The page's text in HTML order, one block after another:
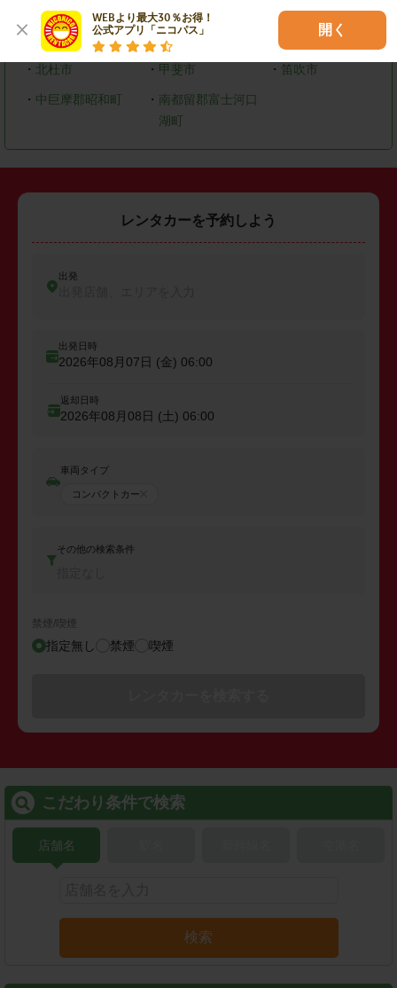
WEBより最大30％お得！
公式アプリ「ニコパス」
開く
・ 甲府市 ・ 山梨市
・ 北杜市 ・ 甲斐市 ・ 笛吹市
・ 中巨摩郡昭和町 ・ 南都留郡富士河口
湖町
レンタカーを予約しよう
出発
出発日時
2026年08月07日 (金) 06:00
返却日時
2026年08月08日 (土) 06:00
車両タイプ
コンパクトカー
その他の検索条件
禁煙/喫煙
指定無し 禁煙 喫煙
こだわり条件で検索
店舗名
検索